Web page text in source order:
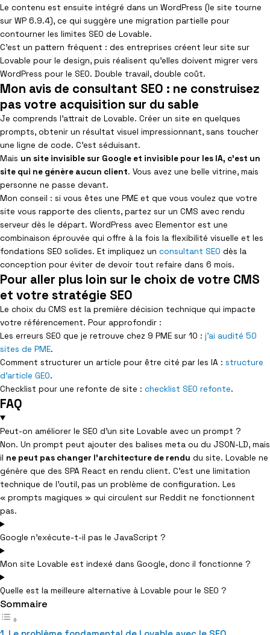
Le contenu est ensuite intégré dans un WordPress (le site tourne
sur WP 6.9.4), ce qui suggère une migration partielle pour
contourner les limites SEO de Lovable.
C’est un pattern fréquent : des entreprises créent leur site sur
Lovable pour le design, puis réalisent qu’elles doivent migrer vers
WordPress pour le SEO. Double travail, double coût.
Mon avis de consultant SEO : ne construisez
pas votre acquisition sur du sable
Je comprends l’attrait de Lovable. Créer un site en quelques
prompts, obtenir un résultat visuel impressionnant, sans toucher
une ligne de code. C’est séduisant.
Mais un site invisible sur Google et invisible pour les IA, c’est un
site qui ne génère aucun client. Vous avez une belle vitrine, mais
personne ne passe devant.
Mon conseil : si vous êtes une PME et que vous voulez que votre
site vous rapporte des clients, partez sur un CMS avec rendu
serveur dès le départ. WordPress avec Elementor est une
combinaison éprouvée qui offre à la fois la flexibilité visuelle et les
fondations SEO solides. Et impliquez un consultant SEO dès la
conception pour éviter de devoir tout refaire dans 6 mois.
Pour aller plus loin sur le choix de votre CMS
et votre stratégie SEO
Le choix du CMS est la première décision technique qui impacte
votre référencement. Pour approfondir :
Les erreurs SEO que je retrouve chez 9 PME sur 10 : j’ai audité 50
sites de PME.
Comment structurer un article pour être cité par les IA : structure
d’article GEO.
Checklist pour une refonte de site : checklist SEO refonte.
FAQ
Peut-on améliorer le SEO d'un site Lovable avec un prompt ?
Non. Un prompt peut ajouter des balises meta ou du JSON-LD, mais
il ne peut pas changer l’architecture de rendu du site. Lovable ne
génère que des SPA React en rendu client. C’est une limitation
technique de l’outil, pas un problème de configuration. Les
« prompts magiques » qui circulent sur Reddit ne fonctionnent
pas.
Google n'exécute-t-il pas le JavaScript ?
Mon site Lovable est indexé dans Google, donc il fonctionne ?
Quelle est la meilleure alternative à Lovable pour le SEO ?
Sommaire